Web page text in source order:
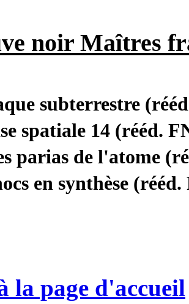
noir Maîtres
subterrestre
spatiale 14 (rééd.
parias de l'atome
en synthèse
la page d'accueil